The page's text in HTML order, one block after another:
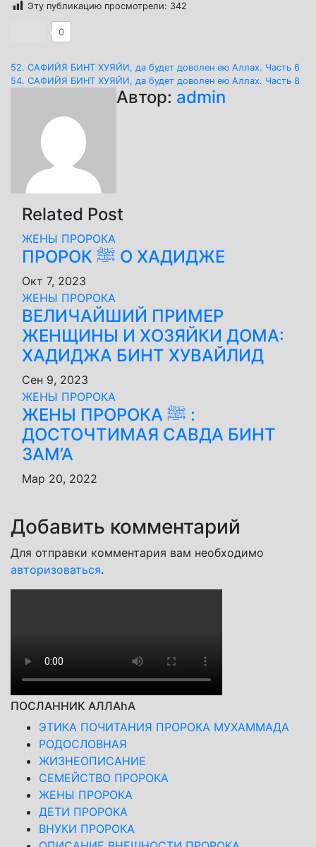
Эту публикацию просмотрели: 342
0
Навигация
записям
52. САФИЙЯ БИНТ ХУЯЙИ, да будет доволен ею Аллах. Часть 6
54. САФИЙЯ БИНТ ХУЯЙИ, да будет доволен ею Аллах. Часть 8
Автор: admin
Related Post
ЖЕНЫ ПРОРОКА
ПРОРОК ﷺ О ХАДИДЖЕ
Окт 7, 2023
ЖЕНЫ ПРОРОКА
ВЕЛИЧАЙШИЙ ПРИМЕР
ЖЕНЩИНЫ И ХОЗЯЙКИ ДОМА:
ХАДИДЖА БИНТ ХУВАЙЛИД
Сен 9, 2023
ЖЕНЫ ПРОРОКА
ЖЕНЫ ПРОРОКА ﷺ :
ДОСТОЧТИМАЯ САВДА БИНТ
ЗАМ’А
Мар 20, 2022
Добавить комментарий
Для отправки комментария вам необходимо
авторизоваться.
ПОСЛАННИК АЛЛАhА
ЭТИКА ПОЧИТАНИЯ ПРОРОКА МУХАММАДА
РОДОСЛОВНАЯ
ЖИЗНЕОПИСАНИЕ
СЕМЕЙСТВО ПРОРОКА
ЖЕНЫ ПРОРОКА
ДЕТИ ПРОРОКА
ВНУКИ ПРОРОКА